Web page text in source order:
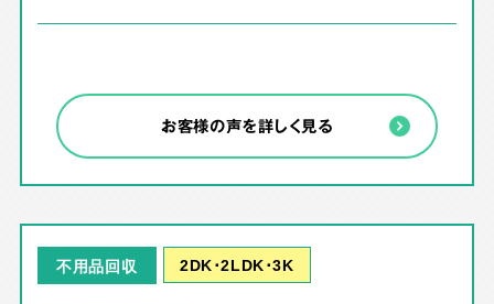
お客様の声を詳しく見る
不用品回収 2DK･2LDK･3K